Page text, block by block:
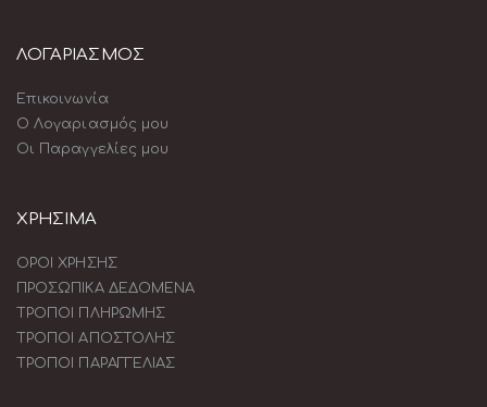
ΛΟΓΑΡΙΑΣΜΟΣ
Επικοινωνία
Ο Λογαριασμός μου
Οι Παραγγελίες μου
ΧΡΗΣΙΜΑ
ΟΡΟΙ ΧΡΗΣΗΣ
ΠΡΟΣΩΠΙΚΑ ΔΕΔΟΜΕΝΑ
ΤΡΟΠΟΙ ΠΛΗΡΩΜΗΣ
ΤΡΟΠΟΙ ΑΠΟΣΤΟΛΗΣ
ΤΡΟΠΟΙ ΠΑΡΑΓΓΕΛΙΑΣ